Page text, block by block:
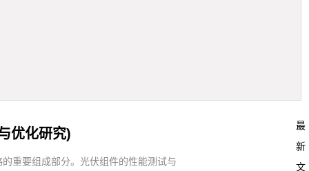
优化研究)
重要组成部分。光伏组件的性能测试与
最
新
文